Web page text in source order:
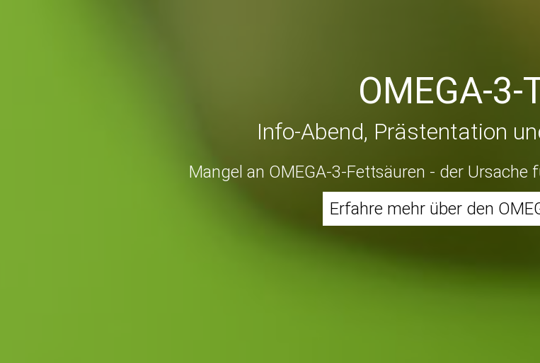
OMEGA-3-
Info-Abend, Prästentation
Mangel an OMEGA-3-Fettsäuren - der Ursache
Erfahre mehr über den